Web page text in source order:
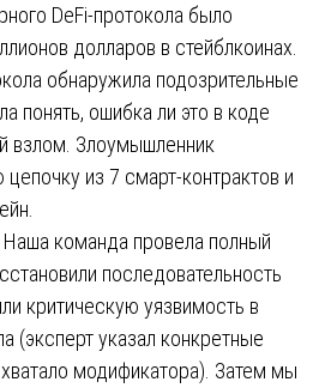
DeFi-протокола было
долларов в стейблкоинах.
обнаружила подозрительные
понять, ошибка ли это в коде
взлом. Злоумышленник
из 7 смарт-контрактов и
Наша команда провела полный
последовательность
критическую уязвимость в
(эксперт указал конкретные
модификатора). Затем мы